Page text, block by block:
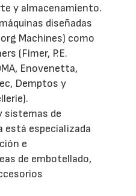
y almacenamiento.
diseñadas
Machines) como
(Fimer, P.E.
Enovenetta,
Demptos y
sistemas de
está especializada
e
de embotellado,